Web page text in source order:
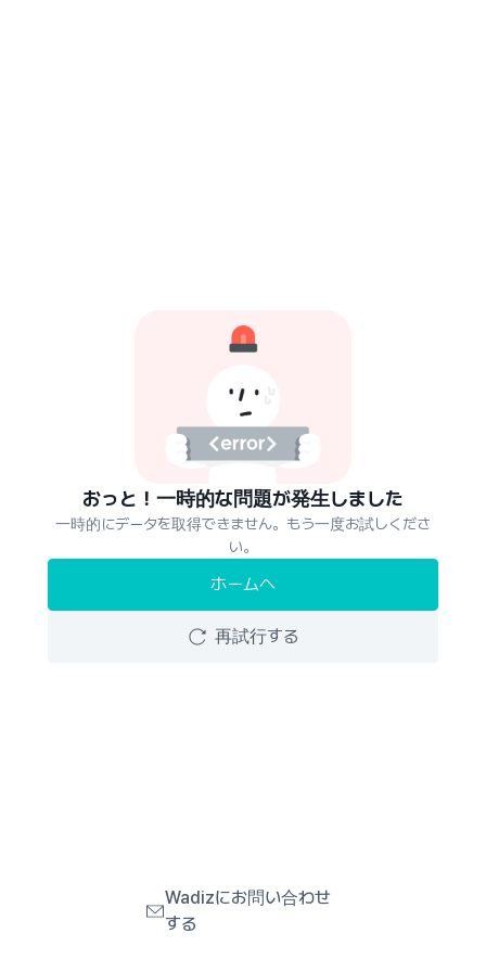
おっと！一時的な問題が発生しました
一時的にデータを取得できません。もう一度お試しくださ
い。
ホームへ
再試行する
Wadizにお問い合わせ
する